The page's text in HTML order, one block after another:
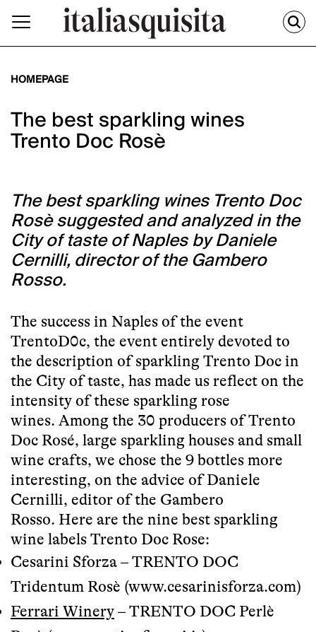
HOMEPAGE
The best sparkling wines
Trento Doc Rosè
The best sparkling wines Trento Doc
Rosè suggested and analyzed in the
City of taste of Naples by Daniele
Cernilli, director of the Gambero
Rosso.
The success in Naples of the event
TrentoD0c, the event entirely devoted to
the description of sparkling Trento Doc in
the City of taste, has made us reflect on the
intensity of these sparkling rose
wines. Among the 30 producers of Trento
Doc Rosé, large sparkling houses and small
wine crafts, we chose the 9 bottles more
interesting, on the advice ofDaniele
Cernilli, editor of the Gambero
Rosso. Here are the nine best sparkling
wine labels Trento Doc Rose:
Cesarini Sforza –TRENTO DOC
Tridentum Rosè (www.cesarinisforza.com)
Ferrari Winery –TRENTO DOC Perlè